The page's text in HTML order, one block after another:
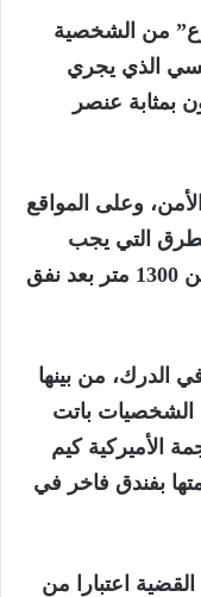
من الشخصية
الذي يجري
بمثابة عنصر
وعلى المواقع
التي يجب
تجنبها”، وخصوصا تلك الممتدة أكثر من 1300 متر بعد نفق
الذي أمضى 26 عاما في الدرك، من بينها
الشخصيات باتت
الأميركية كيم
بفندق فاخر في
اعتبارا من